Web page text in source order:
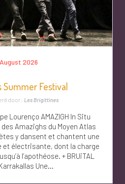
2026
Festival
door : Les Brigittines
Lourenço AMAZIGH In Situ
des Amazighs du Moyen Atlas
y dansent et chantent une
électrisante, dont la charge
l’apothéose. + BRUiTAL
Une...